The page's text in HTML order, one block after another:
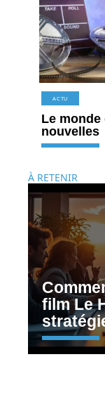
ACTU
Le
nouvelles
À RETENIR
film Le